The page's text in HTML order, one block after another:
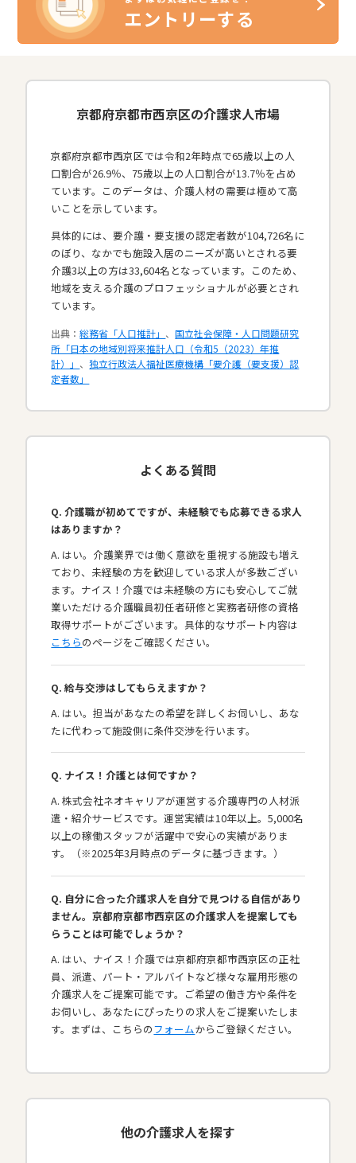
エントリーする
京都府京都市西京区の介護求人市場
京都府京都市西京区では令和2年時点で65歳以上の人
口割合が26.9％、75歳以上の人口割合が13.7％を占め
ています。このデータは、介護人材の需要は極めて高
いことを示しています。
具体的には、要介護・要支援の認定者数が104,726名に
のぼり、なかでも施設入居のニーズが高いとされる要
介護3以上の方は33,604名となっています。このため、
地域を支える介護のプロフェッショナルが必要とされ
ています。​
出典：総務省「人口推計」 、国立社会保障・人口問題研究
所「日本の地域別将来推計人口（令和5（2023）年推
計）」 、独立行政法人福祉医療機構「要介護（要支援）認
定者数」
よくある質問
Q. 介護職が初めてですが、未経験でも応募できる求人
はありますか？
A. はい。介護業界では働く意欲を重視する施設も増え
ており、未経験の方を歓迎している求人が多数ござい
ます。ナイス！介護では未経験の方にも安心してご就
業いただける介護職員初任者研修と実務者研修の資格
取得サポートがございます。具体的なサポート内容は
こちらのページをご確認ください。
Q. 給与交渉はしてもらえますか？
A. はい。担当があなたの希望を詳しくお伺いし、あな
たに代わって施設側に条件交渉を行います。
Q. ナイス！介護とは何ですか？
A. 株式会社ネオキャリアが運営する介護専門の人材派
遣・紹介サービスです。運営実績は10年以上。5,000名
以上の稼働スタッフが活躍中で安心の実績がありま
す。（※2025年3月時点のデータに基づきます。）
Q. 自分に合った介護求人を自分で見つける自信があり
ません。京都府京都市西京区の介護求人を提案しても
らうことは可能でしょうか？
A. はい、ナイス！介護では京都府京都市西京区の正社
員、派遣、パート・アルバイトなど様々な雇用形態の
介護求人をご提案可能です。ご希望の働き方や条件を
お伺いし、あなたにぴったりの求人をご提案いたしま
す。まずは、こちらのフォームからご登録ください。
他の介護求人を探す